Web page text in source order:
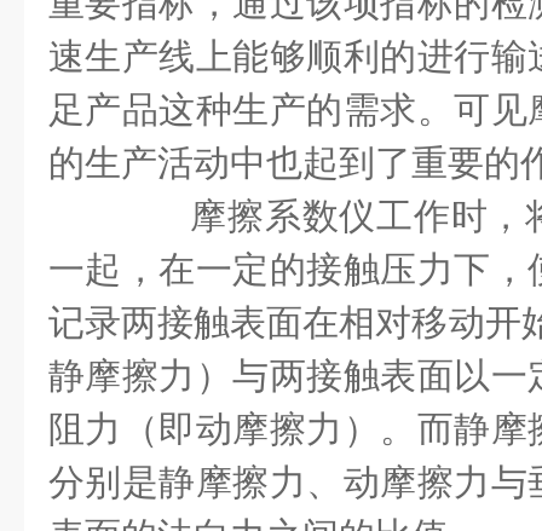
速生产线上能够顺利的进行
足产品这种生产的需求。可
的生产活动中也起到了重要的
摩擦系数仪工作时，
一起，在一定的接触压力下
记录两接触表面在相对移动开
静摩擦力）与两接触表面以
阻力（即动摩擦力）。而静
分别是静摩擦力、动摩擦力